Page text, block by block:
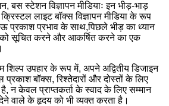
बस स्टेशन विज्ञापन मीडियाः इन भीड़-भाड़
लाइट बॉक्स विज्ञापन मीडिया के रूप
प्रकाश प्रभाव के साथ,पिछले भीड़ का ध्यान
सूचित करने और आकर्षित करने का एक
शिल्प उपहार के रूप में, अपने अद्वितीय डिजाइन
बॉक्स, रिश्तेदारों और दोस्तों के लिए
न केवल प्राप्तकर्ता के स्वाद के लिए सम्मान
देने वाले के हृदय को भी व्यक्त करता है।